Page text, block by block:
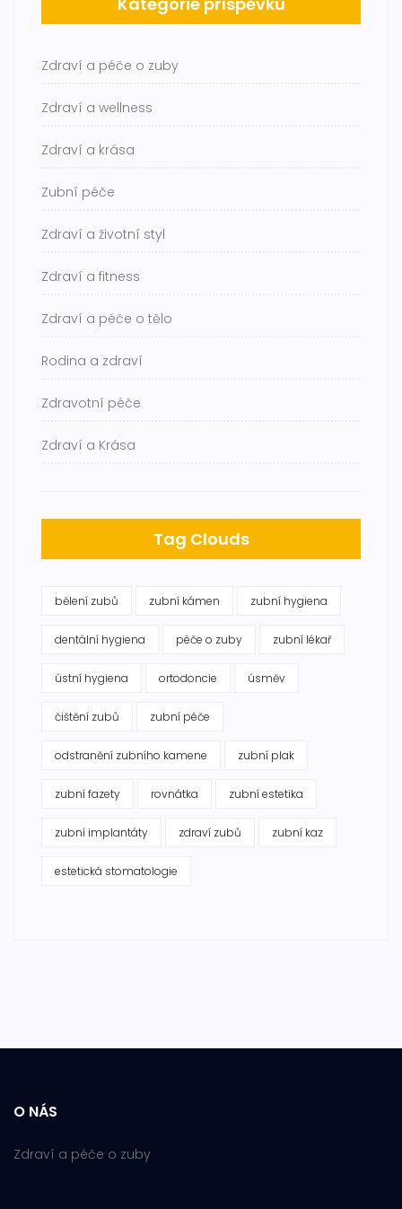
Zdraví a péče o zuby
Zdraví a wellness
Zdraví a krása
Zubní péče
Zdraví a životní styl
Zdraví a fitness
Zdraví a péče o tělo
Rodina a zdraví
Zdravotní péče
Zdraví a Krása
Tag Clouds
bělení zubů zubní kámen zubní hygiena
dentální hygiena péče o zuby zubní lékař
ústní hygiena ortodoncie úsměv
čištění zubů zubní péče
odstranění zubního kamene zubní plak
zubní fazety rovnátka zubní estetika
zubní implantáty zdraví zubů zubní kaz
estetická stomatologie
O NÁS
Zdraví a péče o zuby